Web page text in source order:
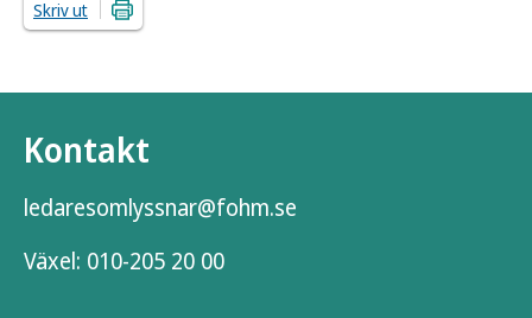
Skriv ut
Kontakt
ledaresomlyssnar@fohm.se
Växel: 010-205 20 00